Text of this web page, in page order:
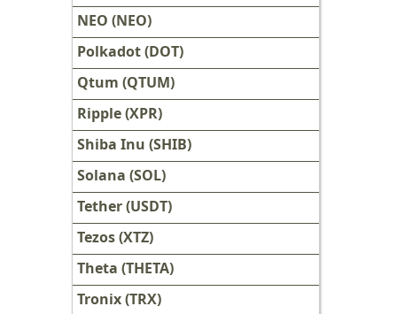
NEO (NEO)
Polkadot (DOT)
Qtum (QTUM)
Ripple (XPR)
Shiba Inu (SHIB)
Solana (SOL)
Tether (USDT)
Tezos (XTZ)
Theta (THETA)
Tronix (TRX)